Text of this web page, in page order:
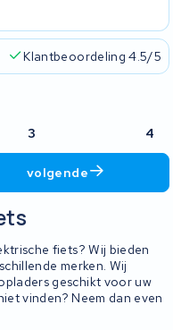
Klantbeoordeling 4.5/5
3 4
volgende
fiets? Wij bieden
merken. Wij
geschikt voor uw
vinden? Neem dan even